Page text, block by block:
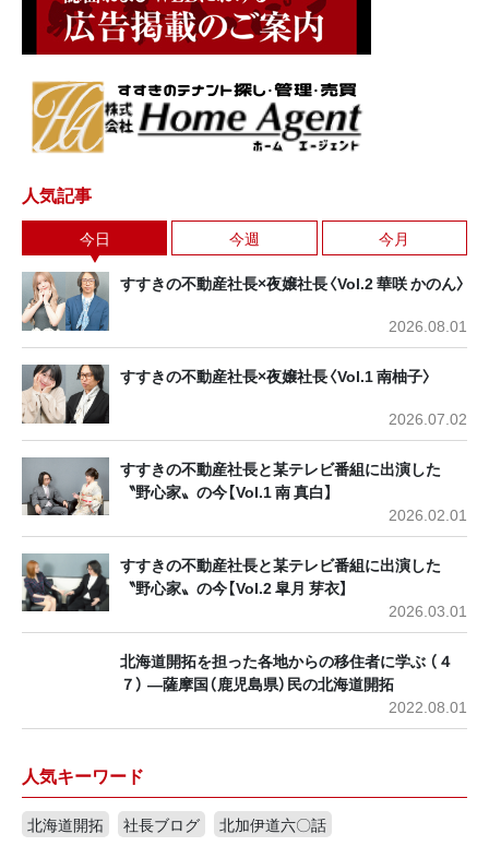
人気記事
今日 今週 今月
すすきの不動産社長×夜嬢社長〈Vol.2 華咲 かのん〉
2026.08.01
すすきの不動産社長×夜嬢社長〈Vol.1 南柚子〉
2026.07.02
すすきの不動産社長と某テレビ番組に出演した
〝野心家〟の今【Vol.1 南 真白】
2026.02.01
すすきの不動産社長と某テレビ番組に出演した
〝野心家〟の今【Vol.2 皐月 芽衣】
2026.03.01
北海道開拓を担った各地からの移住者に学ぶ （４
７） ―薩摩国（鹿児島県）民の北海道開拓
2022.08.01
人気キーワード
北海道開拓 社長ブログ
北加伊道六〇話